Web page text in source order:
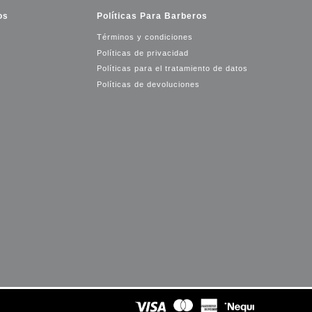
Políticas Para Barberos
Términos y condiciones
Políticas de privacidad
Políticas para el tratamiento de datos
Políticas de devoluciones